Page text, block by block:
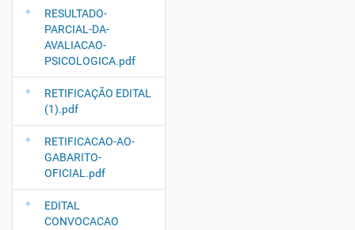
RESULTADO-
PARCIAL-DA-
AVALIACAO-
PSICOLOGICA.pdf
RETIFICAÇÃO EDITAL
(1).pdf
RETIFICACAO-AO-
GABARITO-
OFICIAL.pdf
EDITAL
CONVOCACAO